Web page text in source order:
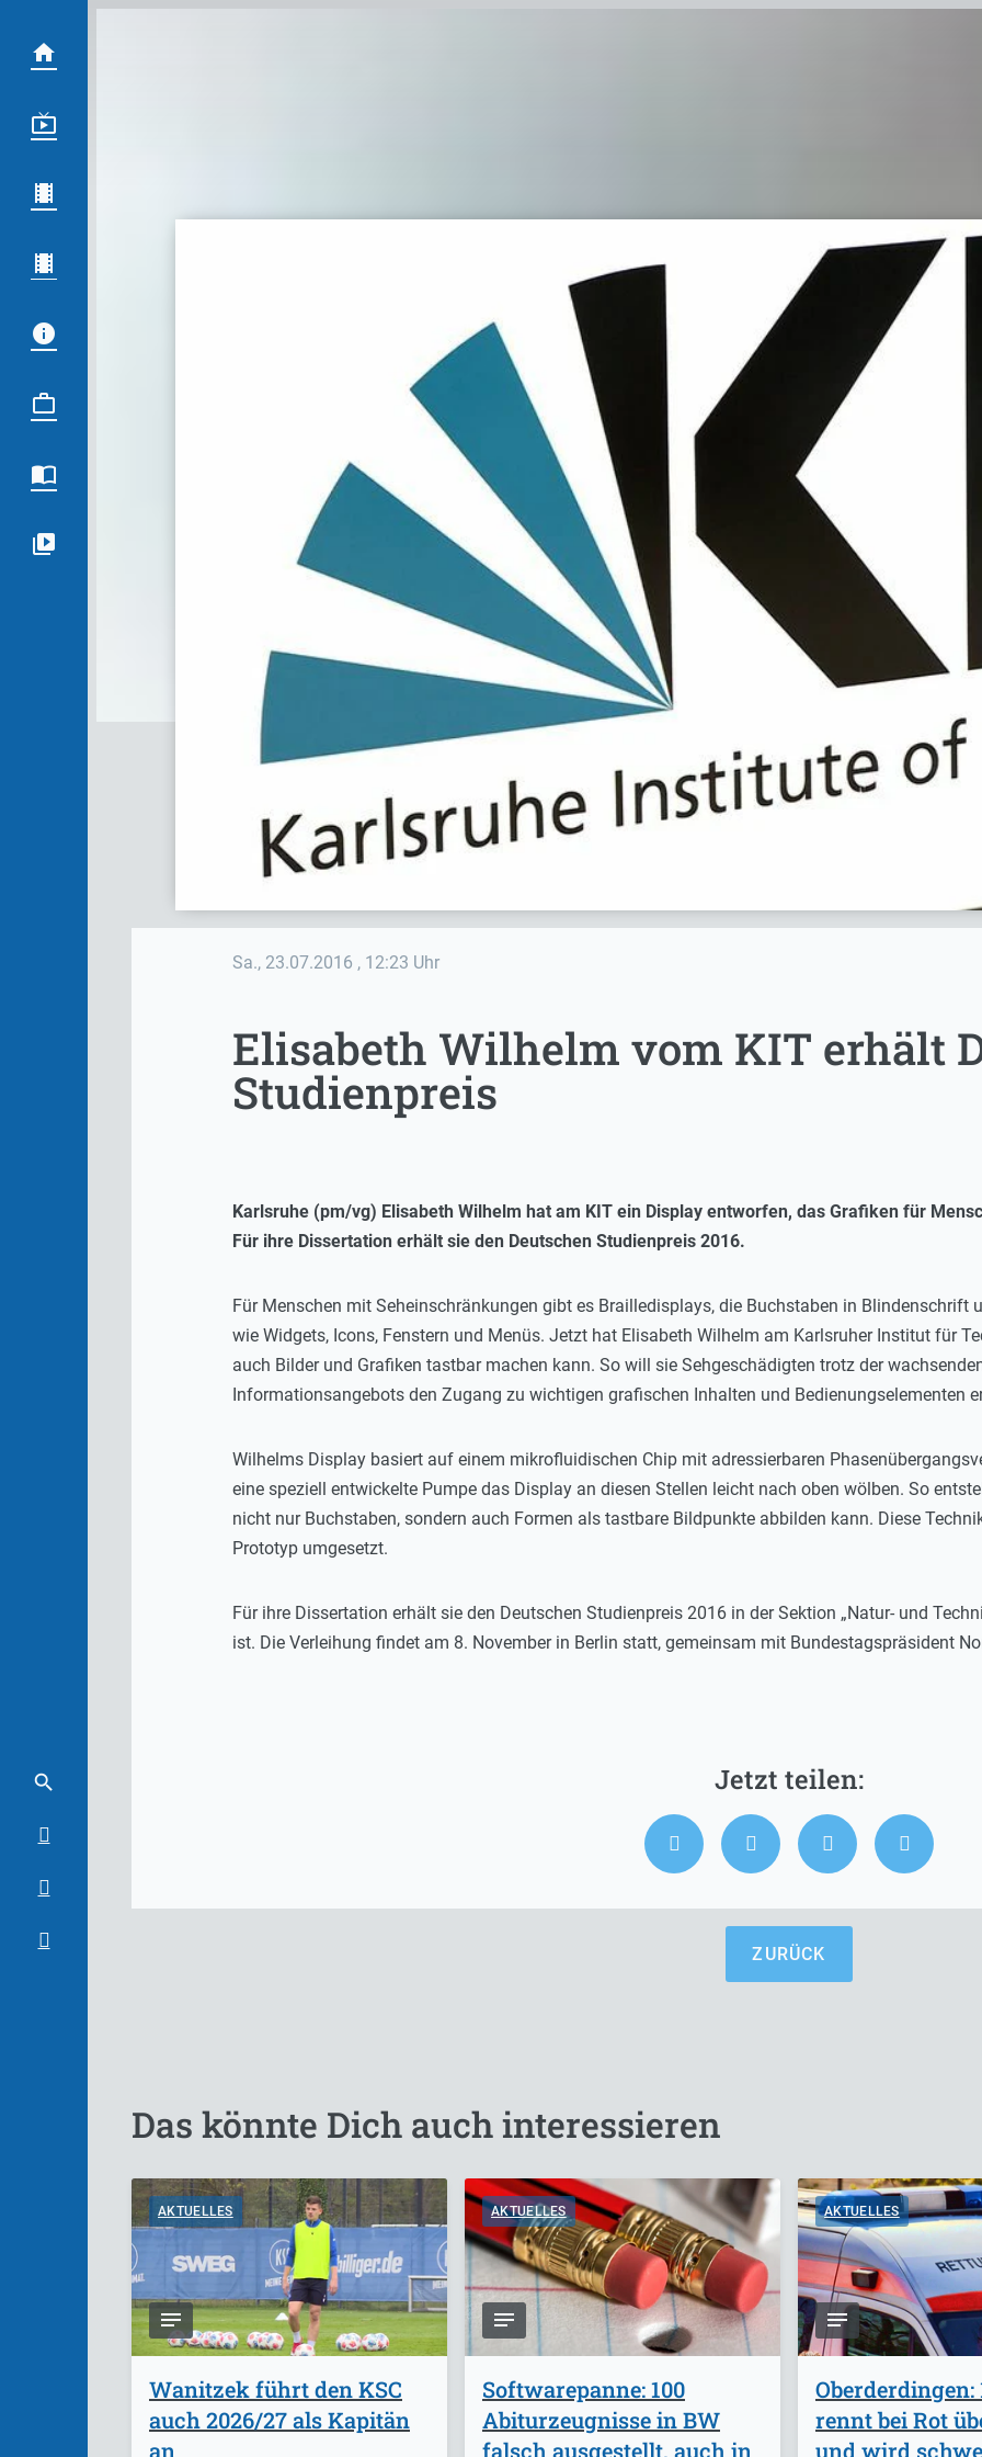
Sa., 23.07.2016 , 12:23 Uhr
Elisabeth Wilhelm vom KIT erhält
Studienpreis
Karlsruhe (pm/vg) Elisabeth Wilhelm hat am KIT ein Display entworfen, das Grafiken für
Für ihre Dissertation erhält sie den Deutschen Studienpreis 2016.
Für Menschen mit Seheinschränkungen gibt es Brailledisplays, die Buchstaben in Blindenschrift
wie Widgets, Icons, Fenstern und Menüs. Jetzt hat Elisabeth Wilhelm am Karlsruher Institut für
auch Bilder und Grafiken tastbar machen kann. So will sie Sehgeschädigten trotz der
Informationsangebots den Zugang zu wichtigen grafischen Inhalten und Bedienungselementen
Wilhelms Display basiert auf einem mikrofluidischen Chip mit adressierbaren
eine speziell entwickelte Pumpe das Display an diesen Stellen leicht nach oben wölben. So
nicht nur Buchstaben, sondern auch Formen als tastbare Bildpunkte abbilden kann. Diese
Prototyp umgesetzt.
Für ihre Dissertation erhält sie den Deutschen Studienpreis 2016 in der Sektion „Natur- und
ist. Die Verleihung findet am 8. November in Berlin statt, gemeinsam mit Bundestagspräsident
ZURÜCK
Das könnte Dich auch interessieren
AKTUELLES
Wanitzek führt den KSC
auch 2026/27 als Kapitän
an
AKTUELLES
Softwarepanne: 100
Abiturzeugnisse in BW
falsch ausgestellt, auch in
AKTUELLES
Oberderdingen:
rennt bei Rot
und wird